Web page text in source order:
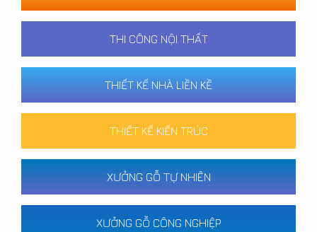
THI CÔNG NỘI THẤT
THIẾT KẾ NHÀ LIỀN KỀ
THIẾT KẾ KIẾN TRÚC
XƯỞNG GỖ TỰ NHIÊN
XƯỞNG GỖ CÔNG NGHIỆP